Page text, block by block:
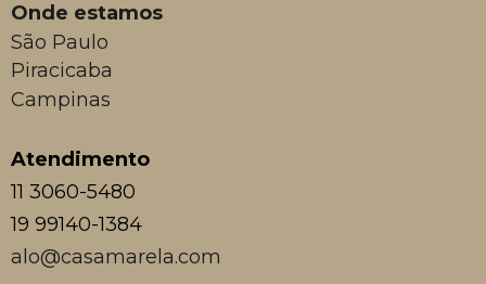
Onde estamos
São Paulo
Piracicaba
Campinas
Atendimento
11 3060-5480
19 99140-1384
alo@casamarela.com